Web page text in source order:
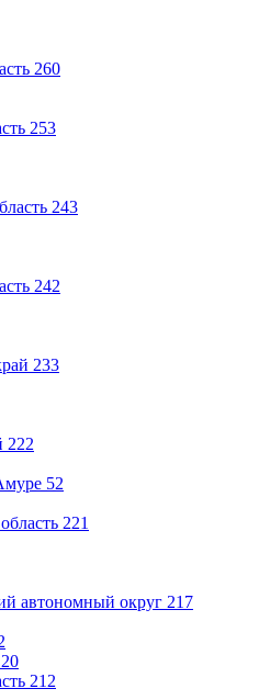
260
253
243
242
233
222
52
221
автономный округ 217
20
212